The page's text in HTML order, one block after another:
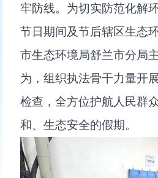
牢防线。为切实防范化解
节日期间及节后辖区生态
市生态环境局舒兰市分局
为，组织执法骨干力量开
检查，全方位护航人民群
和、生态安全的假期。